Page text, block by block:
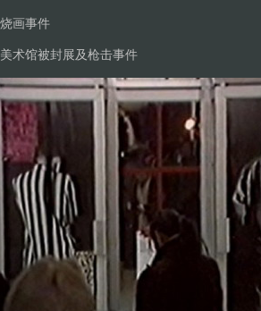
画事件
术馆被封展及枪击事件